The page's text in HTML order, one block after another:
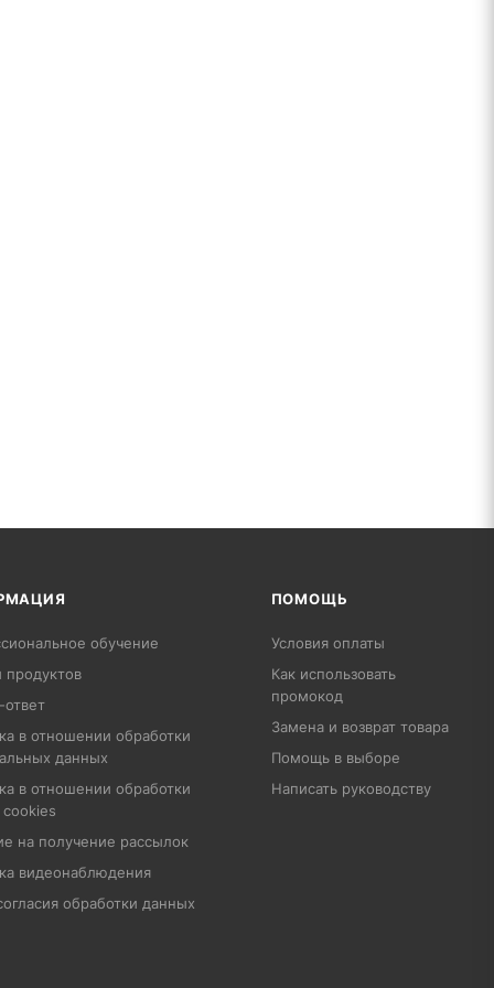
обучение
в отношении обработки
данных
в отношении обработки
на получение рассылок
видеонаблюдения
обработки данных
ПОМОЩЬ
Условия оплаты
Как использовать
промокод
Замена и возврат товара
Помощь в выборе
Написать руководству